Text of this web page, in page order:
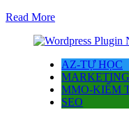
Read More
AZ-TỰ HỌC
MMO-KIẾM
SEO